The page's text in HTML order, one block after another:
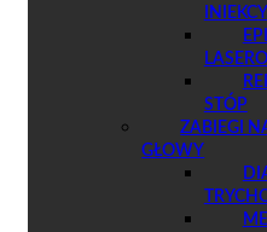
STÓP
ZABIEGI
GŁOWY